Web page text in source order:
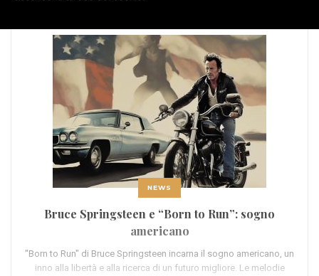
NEWS
Bruce Springsteen e “Born to Run”: sogno
americano
"Born to Run" di Bruce Springsteen incarna il sogno americano, un
inno alla libertà e alla ricerca di un futuro migliore. Le melodie